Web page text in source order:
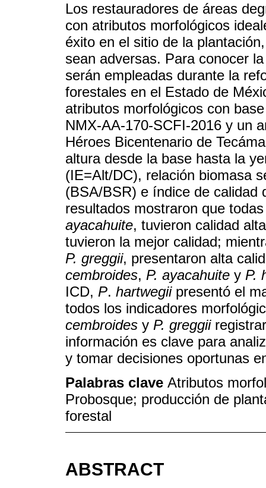
Los restauradores de áreas
con atributos morfológicos
éxito en el sitio de la
sean adversas. Para conocer
serán empleadas durante la
forestales en el Estado de
atributos morfológicos con
NMX-AA-170-SCFI-2016 y un
Héroes Bicentenario de
altura desde la base hasta la
(IE=Alt/DC), relación biomasa
(BSA/BSR) e índice de calidad
resultados mostraron que
ayacahuite, tuvieron calidad
tuvieron la mejor calidad;
P. greggii, presentaron alta
cembroides, P. ayacahuite y P.
ICD, P. hartwegiipresentó el
todos los indicadores
cembroides y P. greggii
información es clave para
y tomar decisiones oportunas
Palabras clave Atributos
Probosque; producción de
forestal
ABSTRACT